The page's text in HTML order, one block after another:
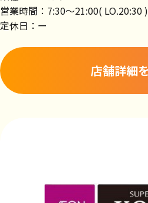
営業時間：7:30～21:00( LO.20:30 )
定休日：ー
店舗詳細